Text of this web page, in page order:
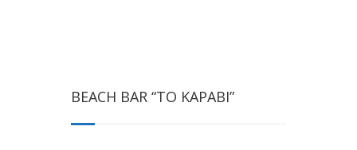
BEACH BAR “TO KΑΡΑΒΙ”